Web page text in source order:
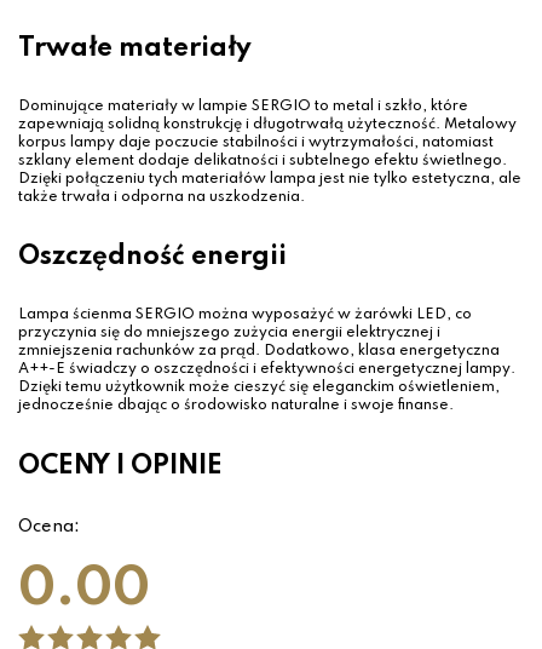
Trwałe materiały
Dominujące materiały w lampie SERGIO to metal i szkło, które
zapewniają solidną konstrukcję i długotrwałą użyteczność. Metalowy
korpus lampy daje poczucie stabilności i wytrzymałości, natomiast
szklany element dodaje delikatności i subtelnego efektu świetlnego.
Dzięki połączeniu tych materiałów lampa jest nie tylko estetyczna, ale
także trwała i odporna na uszkodzenia.
Oszczędność energii
Lampa ścienma SERGIO można wyposażyć w żarówki LED, co
przyczynia się do mniejszego zużycia energii elektrycznej i
zmniejszenia rachunków za prąd. Dodatkowo, klasa energetyczna
A++-E świadczy o oszczędności i efektywności energetycznej lampy.
Dzięki temu użytkownik może cieszyć się eleganckim oświetleniem,
jednocześnie dbając o środowisko naturalne i swoje finanse.
OCENY I OPINIE
Ocena:
0.00